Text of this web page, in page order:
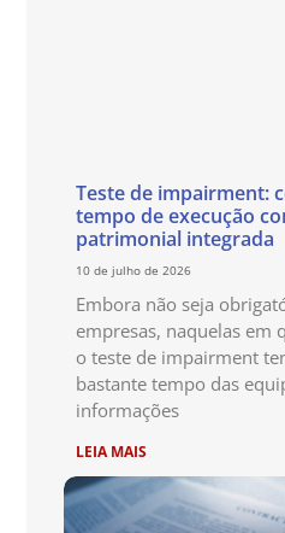
Teste de impairment:
tempo de execução
patrimonial integrada
10 de julho de 2026
Embora não seja
empresas, naquelas em
o teste de impairment
bastante tempo das
informações
LEIA MAIS